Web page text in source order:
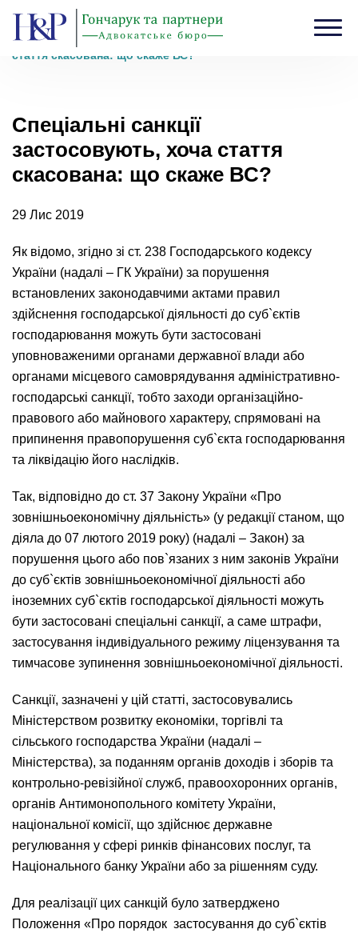
Головна Блог›Спеціальні санкції застосовують, хоча
стаття скасована: що скаже ВС?
Спеціальні санкції
застосовують, хоча стаття
скасована: що скаже ВС?
29 Лис 2019
Як відомо, згідно зі ст. 238 Господарського кодексу
України (надалі – ГК України) за порушення
встановлених законодавчими актами правил
здійснення господарської діяльності до суб`єктів
господарювання можуть бути застосовані
уповноваженими органами державної влади або
органами місцевого самоврядування адміністративно-
господарські санкції, тобто заходи організаційно-
правового або майнового характеру, спрямовані на
припинення правопорушення суб`єкта господарювання
та ліквідацію його наслідків.
Так, відповідно до ст. 37 Закону України «Про
зовнішньоекономічну діяльність» (у редакції станом, що
діяла до 07 лютого 2019 року) (надалі – Закон) за
порушення цього або пов`язаних з ним законів України
до суб`єктів зовнішньоекономічної діяльності або
іноземних суб`єктів господарської діяльності можуть
бути застосовані спеціальні санкції, а саме штрафи,
застосування індивідуального режиму ліцензування та
тимчасове зупинення зовнішньоекономічної діяльності.
Санкції, зазначені у цій статті, застосовувались
Міністерством розвитку економіки, торгівлі та
сільського господарства України (надалі –
Міністерства), за поданням органів доходів і зборів та
контрольно-ревізійної служб, правоохоронних органів,
органів Антимонопольного комітету України,
національної комісії, що здійснює державне
регулювання у сфері ринків фінансових послуг, та
Національного банку України або за рішенням суду.
Для реалізації цих санкцій було затверджено
Положення «Про порядок застосування до суб`єктів